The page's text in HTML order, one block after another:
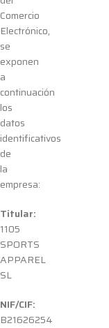
Comercio
Electrónico,
se
exponen
a
continuación
los
datos
identificativos
de
la
empresa:
Titular:
1105
SPORTS
APPAREL
SL
NIF/CIF:
B21626254